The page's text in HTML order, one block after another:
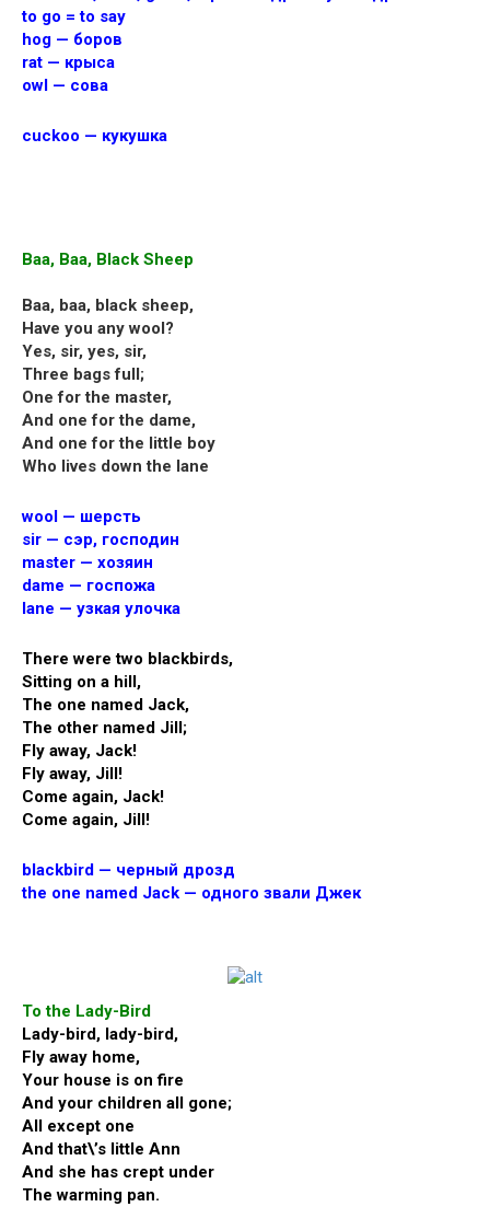
to go = to say
hog — боров
rat — крыса
owl — сова
cuckoo — кукушка
Baa, Baa, Black Sheep
Baa, baa, black sheep,
Have you any wool?
Yes, sir, yes, sir,
Three bags full;
One for the master,
And one for the dame,
And one for the little boy
Who lives down the lane
wool — шерсть
sir — сэр, господин
master — хозяин
dame — госпожа
lane — узкая улочка
There were two blackbirds,
Sitting on a hill,
The one named Jack,
The other named Jill;
Fly away, Jack!
Fly away, Jill!
Come again, Jack!
Come again, Jill!
blackbird — черный дрозд
the one named Jack — одного звали Джек
To the Lady-Bird
Lady-bird, lady-bird,
Fly away home,
Your house is on fire
And your children all gone;
All except one
And that\’s little Ann
And she has crept under
The warming pan.